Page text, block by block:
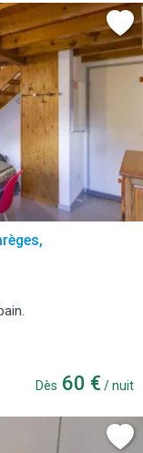
Dès 60 € / nuit